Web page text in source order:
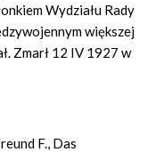
Wydziału Rady
większej
Zmarł 12 IV 1927 w
F., Das